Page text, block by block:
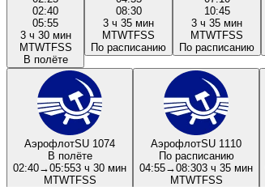
02:40
05:55
3 ч 30 мин
MTWTFSS
В полёте
08:30
3 ч 35 мин
MTWTFSS
По расписанию
10:45
3 ч 35 мин
MTWTFSS
По расписанию
АэрофлотSU 1074
В полёте
02:40→05:553 ч 30 мин
MTWTFSS
АэрофлотSU 1110
По расписанию
04:55→08:303 ч 35 мин
MTWTFSS